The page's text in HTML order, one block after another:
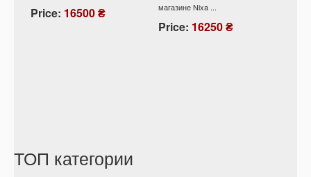
Price: 16500 ₴
магазине Nixa ...
Price: 16250 ₴
ТОП категории